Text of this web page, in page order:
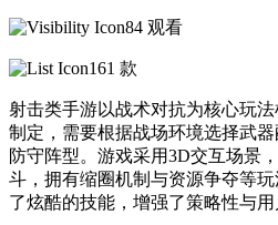
84 观看
161 款
射击类手游以‌战术对抗‌为核心玩
制定，需要根据战场环境选择武
防守阵型。游戏采用3D交互‌场景
斗，拥有缩圈机制与资源争夺等
了炫酷的技能，增强了策略性与用